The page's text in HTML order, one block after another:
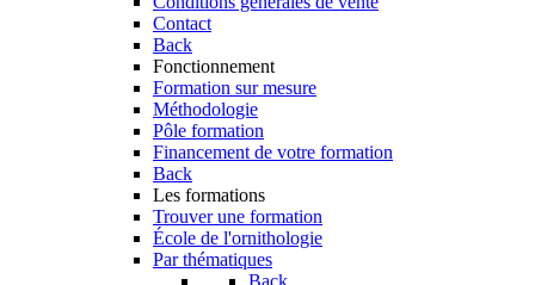
Contact
Back
Fonctionnement
Formation sur mesure
Méthodologie
Pôle formation
Financement de votre formation
Back
Les formations
Trouver une formation
École de l'ornithologie
Par thématiques
Back